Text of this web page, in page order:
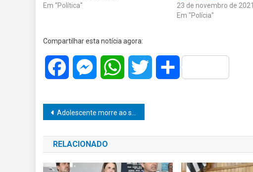
Em "Política"
23 de novembro de 2021
Em "Polícia"
Compartilhar esta notícia agora:
Facebook MessengerWhatsAppTwitter Share
Navegação
de
Post
Adolescente morre ao ser atingido por carro em acostamento de rodovia
RELACIONADO